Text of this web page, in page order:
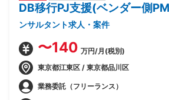
DB移行PJ支援(ベンダー側
ンサルタント求人・案件
〜140 万円/月(税別)
東京都江東区 / 東京都品川区
業務委託（フリーランス）